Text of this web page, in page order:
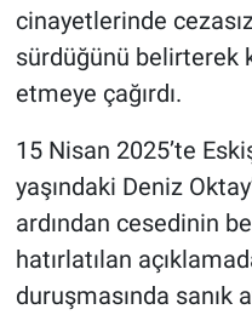
cinayetlerinde
sürdüğünü belirterek
etmeye çağırdı.
15 Nisan 2025’te
yaşındaki Deniz
ardından cesedinin
hatırlatılan
duruşmasında sanık
Bilim ve Teknoloji